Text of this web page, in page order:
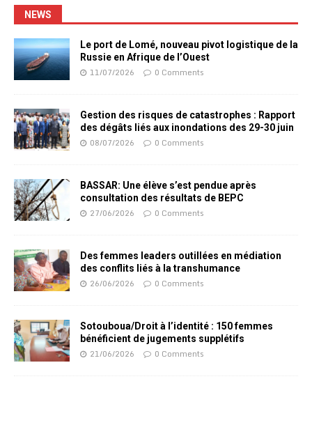
NEWS
Le port de Lomé, nouveau pivot logistique de la
Russie en Afrique de l’Ouest
11/07/2026 0 Comments
Gestion des risques de catastrophes : Rapport
des dégâts liés aux inondations des 29-30 juin
08/07/2026 0 Comments
BASSAR: Une élève s’est pendue après
consultation des résultats de BEPC
27/06/2026 0 Comments
Des femmes leaders outillées en médiation
des conflits liés à la transhumance
26/06/2026 0 Comments
Sotouboua/Droit à l’identité : 150 femmes
bénéficient de jugements supplétifs
21/06/2026 0 Comments